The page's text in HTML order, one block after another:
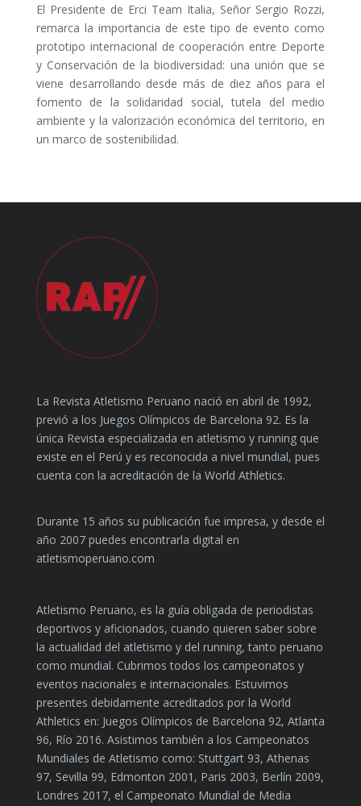
El Presidente de Erci Team Italia, Señor Sergio Rozzi,
remarca la importancia de este tipo de evento como
prototipo internacional de cooperación entre Deporte
y Conservación de la biodiversidad: una unión que se
viene desarrollando desde más de diez años para el
fomento de la solidaridad social, tutela del medio
ambiente y la valorización económica del territorio, en
un marco de sostenibilidad.
La Revista Atletismo Peruano nació en abril de 1992,
previó a los Juegos Olímpicos de Barcelona 92. Es la
única Revista especializada en atletismo y running que
existe en el Perú y es reconocida a nivel mundial, pues
cuenta con la acreditación de la World Athletics.
Durante 15 años su publicación fue impresa, y desde el
año 2007 puedes encontrarla digital en
atletismoperuano.com
Atletismo Peruano, es la guía obligada de periodistas
deportivos y aficionados, cuando quieren saber sobre
la actualidad del atletismo y del running, tanto peruano
como mundial. Cubrimos todos los campeonatos y
eventos nacionales e internacionales. Estuvimos
presentes debidamente acreditados por la World
Athletics en: Juegos Olímpicos de Barcelona 92, Atlanta
96, Río 2016. Asistimos también a los Campeonatos
Mundiales de Atletismo como: Stuttgart 93, Athenas
97, Sevilla 99, Edmonton 2001, Paris 2003, Berlín 2009,
Londres 2017, el Campeonato Mundial de Media